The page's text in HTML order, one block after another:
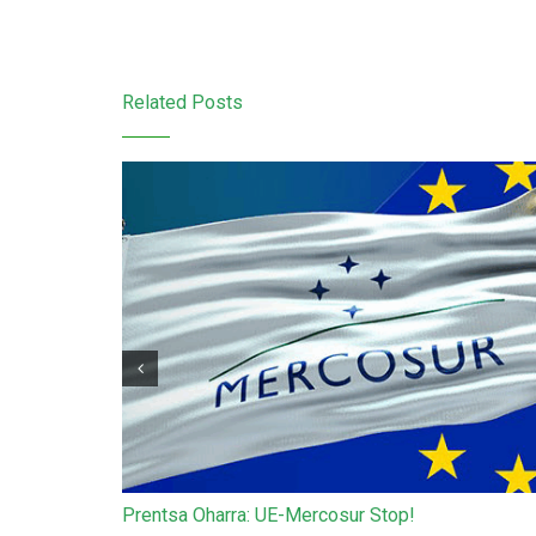
Related Posts
Prentsa Oharra: UE-Mercosur Stop!